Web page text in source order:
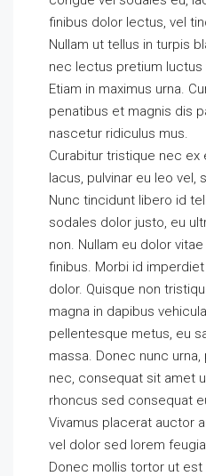
finibus dolor lectus, vel
Nullam ut tellus in turpis
nec lectus pretium
Etiam in maximus urna.
penatibus et magnis dis
nascetur ridiculus mus.
Curabitur tristique nec
lacus, pulvinar eu leo vel,
Nunc tincidunt libero id
sodales dolor justo, eu
non. Nullam eu dolor
finibus. Morbi id
dolor. Quisque non
magna in dapibus
pellentesque metus, eu
massa. Donec nunc urna,
nec, consequat sit amet
rhoncus sed consequat
Vivamus placerat auctor
vel dolor sed lorem
Donec mollis tortor ut